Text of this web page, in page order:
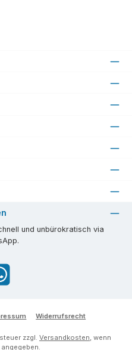
und unbürokratisch via
Widerrufsrecht
zzgl. Versandkosten, wenn